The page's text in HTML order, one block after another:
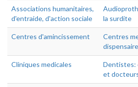
Associations humanitaires,
d'entraide, d'action sociale
la surdite
Centres d'amincissement
Centres
Cliniques medicales
Dentistes:
et